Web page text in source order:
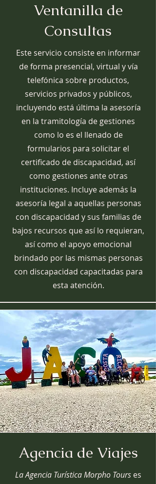
Ventanilla de
Consultas
Este servicio consiste en informar
de forma presencial, virtual y vía
telefónica sobre productos,
servicios privados y públicos,
incluyendo está última la asesoría
en la tramitología de gestiones
como lo es el llenado de
formularios para solicitar el
certificado de discapacidad, así
como gestiones ante otras
instituciones. Incluye además la
asesoría legal a aquellas personas
con discapacidad y sus familias de
bajos recursos que así lo requieran,
así como el apoyo emocional
brindado por las mismas personas
con discapacidad capacitadas para
esta atención.
Agencia de Viajes
La Agencia Turística Morpho Tours es